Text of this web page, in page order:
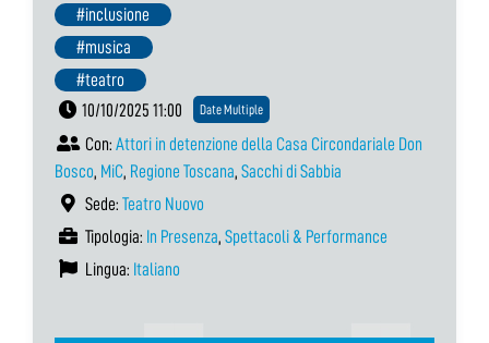
#inclusione
#musica
#teatro
10/10/2025 11:00
Date Multiple
Con: Attori in detenzione della Casa Circondariale Don
Bosco, MiC, Regione Toscana, Sacchi di Sabbia
Sede: Teatro Nuovo
Tipologia: In Presenza, Spettacoli & Performance
Lingua: Italiano